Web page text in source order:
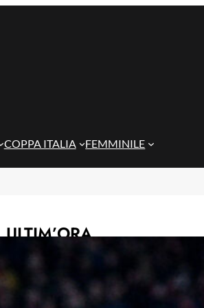
COPPA ITALIA FEMMINILE
ULTIM’ORA
allenatore Pippo Marchioro
6 Agosto 2026